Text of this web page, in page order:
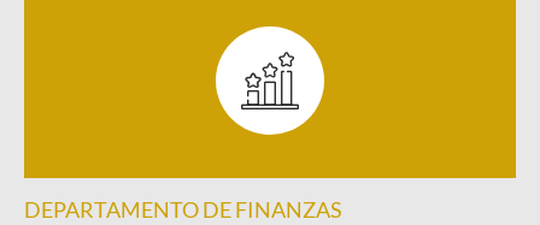
DEPARTAMENTO DE FINANZAS